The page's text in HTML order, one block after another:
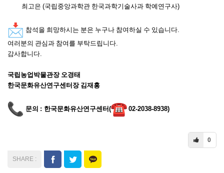
최고은 (국립중앙과학관 한국과학기술사과 학예연구사)
참석을 희망하시는 분은 누구나 참여하실 수 있습니다
여러분의 관심과 참여를 부탁드립니다
감사합니다
국립농업박물관장 오경태
한국문화유산연구센터장 김재홍
문의 : 한국문화유산연구센터( 02-2038-8938)
0